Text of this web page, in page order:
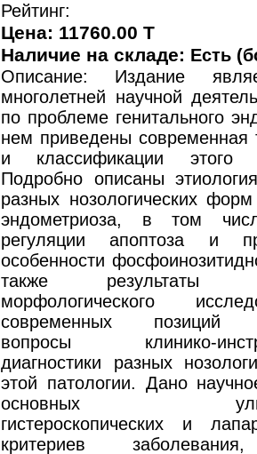
Рейтинг:
Цена: 11760.00 T
Наличие на складе: Есть
Описание: Издание
многолетней научной
по проблеме генитального
нем приведены современная
и классификации этого
Подробно описаны
разных нозологических форм
эндометриоза, в том
регуляции апоптоза и
особенности
также результаты
морфологического
современных позиций
вопросы клинико-
диагностики разных
этой патологии. Дано
основных
гистероскопических и
критериев